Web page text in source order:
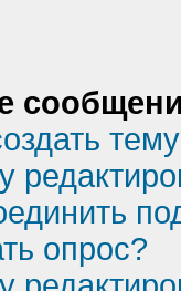
опрос?